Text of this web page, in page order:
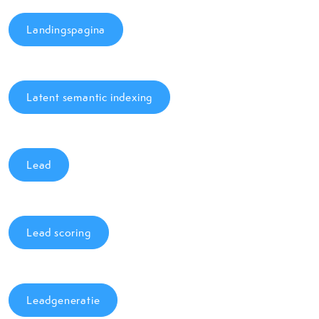
Landingspagina
Latent semantic indexing
Lead
Lead scoring
Leadgeneratie